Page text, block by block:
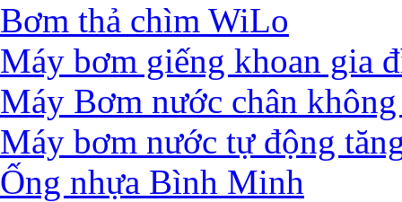
Bơm thả chìm WiLo
Máy bơm giếng khoan gia
Máy Bơm nước chân
Máy bơm nước tự động
Ống nhựa Bình Minh